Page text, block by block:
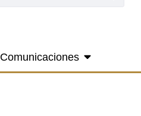
Comunicaciones